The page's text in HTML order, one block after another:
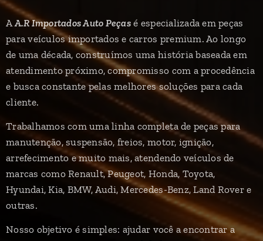
AA.R Importados Auto Peçasé especializada em peças
para veículos importados e carros premium. Ao longo
de uma década, construímos uma história baseada em
atendimento próximo, compromisso com a procedência
e busca constante pelas melhores soluções para cada
cliente.
Trabalhamos com uma linha completa de peças para
manutenção, suspensão, freios, motor, ignição,
arrefecimento e muito mais, atendendo veículos de
marcas como Renault, Peugeot, Honda, Toyota,
Hyundai, Kia, BMW, Audi, Mercedes-Benz, Land Rover e
outras.
Nosso objetivo é simples: ajudar você a encontrar a